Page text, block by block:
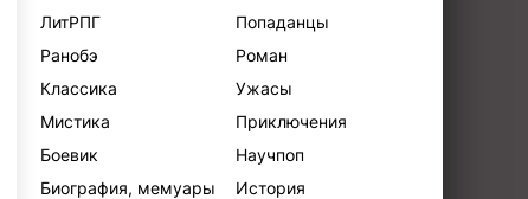
ЛитРПГ
Попаданцы
Ранобэ
Роман
Классика
Ужасы
Мистика
Приключения
Боевик
Научпоп
Биография, мемуары
История